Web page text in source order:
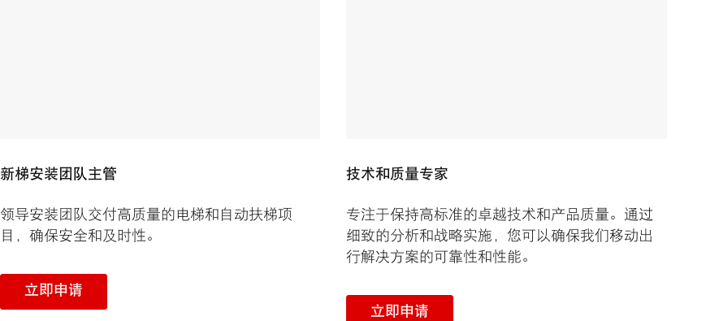
新梯安装团队主管
领导安装团队交付高质量的电梯和自动扶梯项
目，确保安全和及时性。
立即申请
技术和质量专家
专注于保持高标准的卓越技术和产品质量。通过
细致的分析和战略实施，您可以确保我们移动出
行解决方案的可靠性和性能。
立即申请